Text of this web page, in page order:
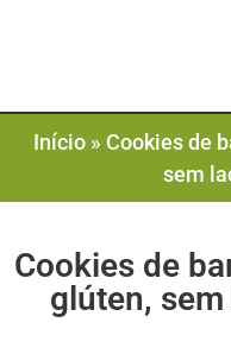
Início» Cookies de
sem
Cookies de
glúten,